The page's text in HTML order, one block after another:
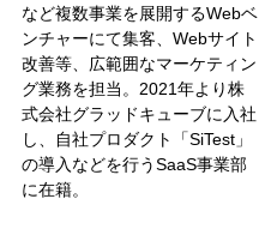
など複数事業を展開するWebベ
ンチャーにて集客、Webサイト
改善等、広範囲なマーケティン
グ業務を担当。2021年より株
式会社グラッドキューブに入社
し、自社プロダクト「SiTest」
の導入などを行うSaaS事業部
に在籍。